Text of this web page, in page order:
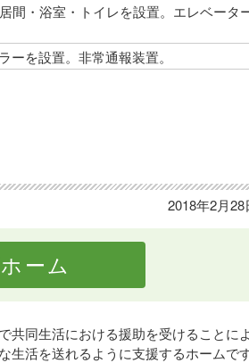
間・浴室・トイレを設置。エレベータ
を設置。非常通報装置。
2018年2月28
ーム
共同生活における援助を受けることによ
活を送れるように支援するホームです